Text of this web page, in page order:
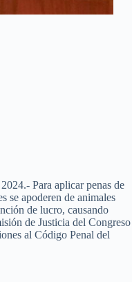
Para aplicar penas de
se apoderen de animales
de lucro, causando
de Justicia del Congreso
al Código Penal del